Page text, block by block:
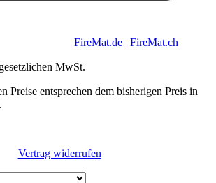
FireMat.de FireMat.ch
MwSt.
Preise entsprechen dem bisherigen Preis in
Vertrag widerrufen